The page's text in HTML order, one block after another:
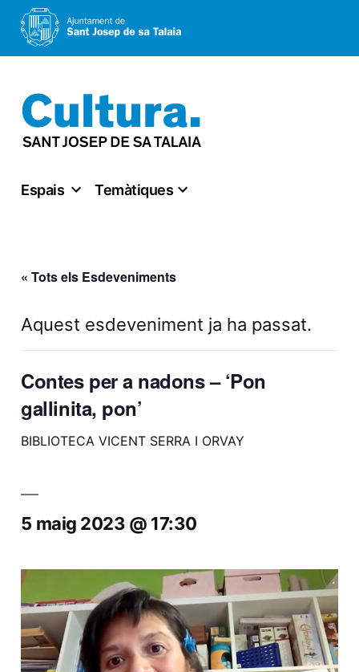
al
contingut
Espais Temàtiques
« Tots els Esdeveniments
Aquest esdeveniment ja ha passat.
Contes per a nadons – ‘Pon
gallinita, pon’
BIBLIOTECA VICENT SERRA I ORVAY
5 maig 2023 @ 17:30